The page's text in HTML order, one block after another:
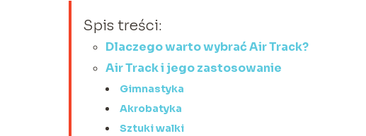
Spis treści:
Dlaczego warto wybrać Air Track?
Air Track i jego zastosowanie
Gimnastyka
Akrobatyka
Sztuki walki